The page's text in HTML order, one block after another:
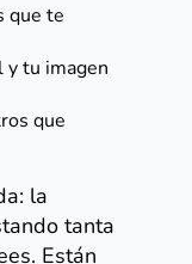
que te
y tu imagen
que
la
tanta
Están